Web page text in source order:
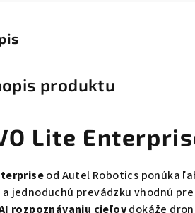
produktu
Lite
od Autel Robotics ponúka
jednoduchú prevádzku vhodnú
rozpoznávaniu cieľovdokáže